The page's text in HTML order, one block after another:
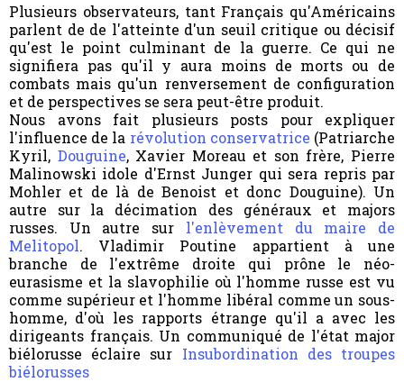
Plusieurs observateurs, tant Français qu'Américains
parlent de de l'atteinte d'un seuil critique ou décisif
qu'est le point culminant de la guerre. Ce qui ne
signifiera pas qu'il y aura moins de morts ou de
combats mais qu'un renversement de configuration
et de perspectives se sera peut-être produit.
Nous avons fait plusieurs posts pour expliquer
l'influence de la révolution conservatrice (Patriarche
Kyril, Douguine, Xavier Moreau et son frère, Pierre
Malinowski idole d'Ernst Junger qui sera repris par
Mohler et de là de Benoist et donc Douguine). Un
autre sur la décimation des généraux et majors
russes. Un autre sur l'enlèvement du maire de
Melitopol. Vladimir Poutine appartient à une
branche de l'extrême droite qui prône le néo-
eurasisme et la slavophilie où l'homme russe est vu
comme supérieur et l'homme libéral comme un sous-
homme, d'où les rapports étrange qu'il a avec les
dirigeants français. Un communiqué de l'état major
biélorusse éclaire sur Insubordination des troupes
biélorusses